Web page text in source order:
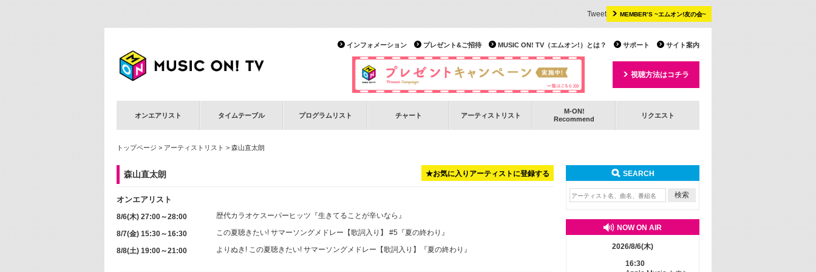
MEMBER’S ~エムオン!友の会~
Tweet
サイト案内
サポート
MUSIC ON! TV（エムオン!）とは？
プレゼント&ご招待
インフォメーション
視聴方法はコチラ
オンエアリスト タイムテーブル プログラムリスト チャート アーティストリスト
M-ON!
Recommend
リクエスト
トップページ > アーティストリスト > 森山直太朗
★お気に入りアーティストに登録する
森山直太朗
オンエアリスト
8/6(木) 27:00～28:00 歴代カラオケスーパーヒッツ 『生きてることが辛いなら』
8/7(金) 15:30～16:30 この夏聴きたい! サマーソングメドレー【歌詞入り】 #5 『夏の終わり』
8/8(土) 19:00～21:00 よりぬき! この夏聴きたい! サマーソングメドレー【歌詞入り】 『夏の終わり』
SEARCH
NOW ON AIR
2026/8/6(木)
16:30